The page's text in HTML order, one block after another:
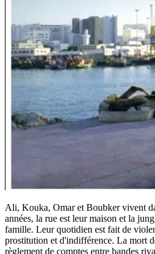
Ali, Kouka, Omar et Boubker vivent
années, la rue est leur maison et la
famille. Leur quotidien est fait de
prostitution et d'indifférence. La mort
règlement de comptes entre bandes